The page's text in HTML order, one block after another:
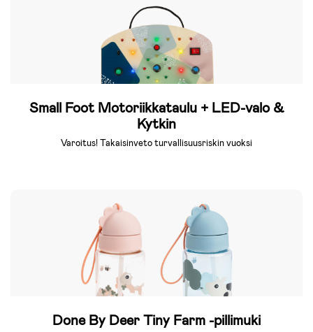
Small Foot Motoriikkataulu + LED-valo &
Kytkin
Varoitus! Takaisinveto turvallisuusriskin vuoksi
Done By Deer Tiny Farm -pillimuki